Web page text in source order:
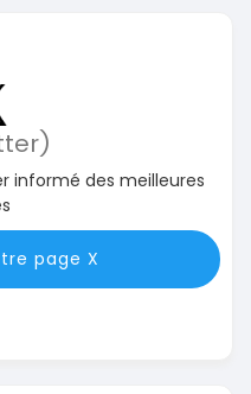
informé des meilleures
page X